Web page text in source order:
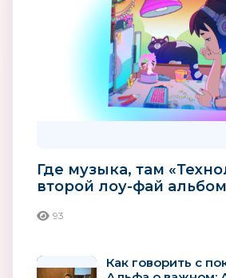
Где музыка, там
второй лоу-фай
93
Как говорить с